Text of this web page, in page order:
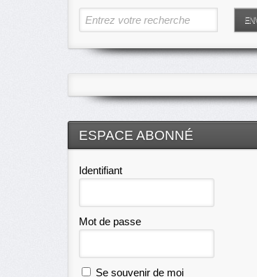
Entrez votre recherche
ESPACE ABONNÉ
Identifiant
Mot de passe
Se souvenir de moi